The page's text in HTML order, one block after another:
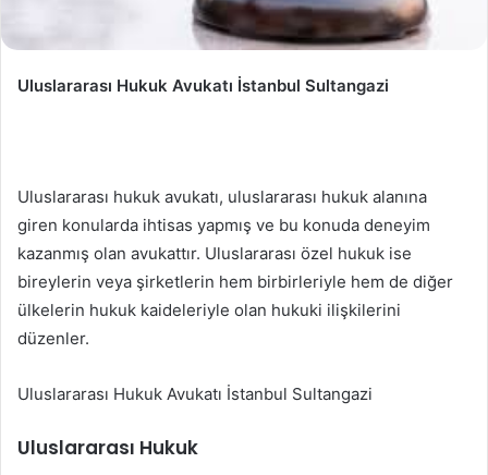
Uluslararası Hukuk Avukatı İstanbul Sultangazi
Uluslararası hukuk avukatı, uluslararası hukuk alanına
giren konularda ihtisas yapmış ve bu konuda deneyim
kazanmış olan avukattır. Uluslararası özel hukuk ise
bireylerin veya şirketlerin hem birbirleriyle hem de diğer
ülkelerin hukuk kaideleriyle olan hukuki ilişkilerini
düzenler.
Uluslararası Hukuk Avukatı İstanbul Sultangazi
Uluslararası Hukuk